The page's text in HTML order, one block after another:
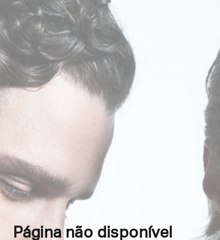
Página não disponível